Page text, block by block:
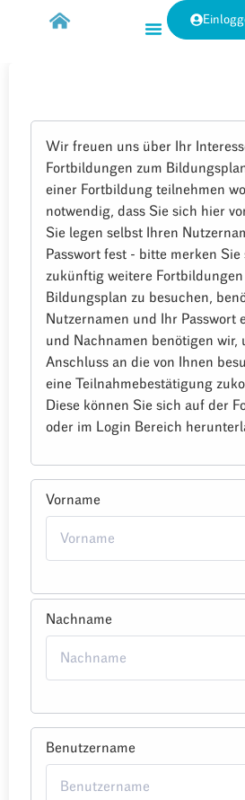
Wir freuen uns über Ihr
Fortbildungen zum
einer Fortbildung teilnehmen
notwendig, dass Sie sich hier
Sie legen selbst Ihren
Passwort fest - bitte merken
zukünftig weitere Fortbildungen
Bildungsplan zu besuchen,
Nutzernamen und Ihr Passwort
und Nachnamen benötigen wir,
Anschluss an die von Ihnen
eine Teilnahmebestätigung
Diese können Sie sich auf der
oder im Login Bereich
Vorname
Nachname
Benutzername